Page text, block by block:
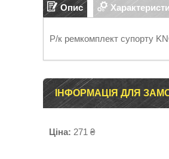
Опис
Р/к ремкомплект супорту
ІНФОРМАЦІЯ ДЛЯ
Ціна: 271 ₴